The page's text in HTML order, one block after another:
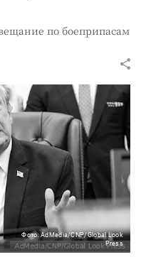
по боеприпасам
Фото: AdMedia/CNP/Global Look
Press